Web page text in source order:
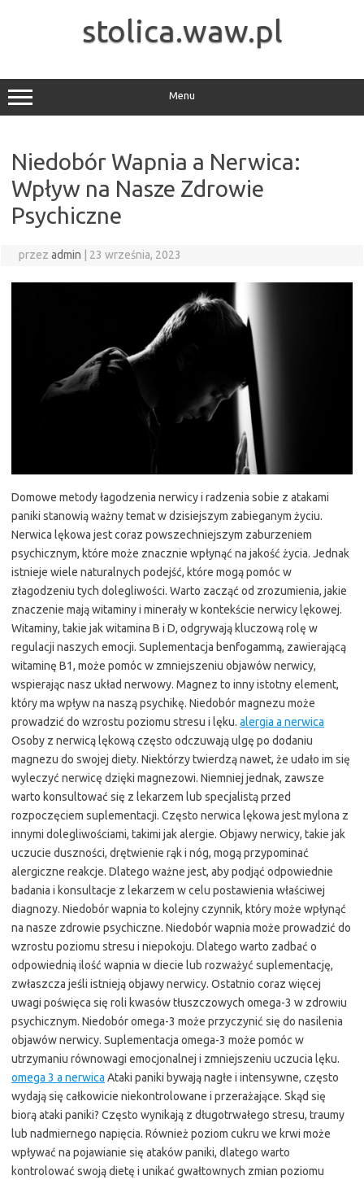
stolica.waw.pl
Menu
Niedobór Wapnia a Nerwica:
Wpływ na Nasze Zdrowie
Psychiczne
przez admin 23 września, 2023
Domowe metody łagodzenia nerwicy i radzenia sobie z atakami
paniki stanowią ważny temat w dzisiejszym zabieganym życiu.
Nerwica lękowa jest coraz powszechniejszym zaburzeniem
psychicznym, które może znacznie wpłynąć na jakość życia. Jednak
istnieje wiele naturalnych podejść, które mogą pomóc w
złagodzeniu tych dolegliwości. Warto zacząć od zrozumienia, jakie
znaczenie mają witaminy i minerały w kontekście nerwicy lękowej.
Witaminy, takie jak witamina B i D, odgrywają kluczową rolę w
regulacji naszych emocji. Suplementacja benfogammą, zawierającą
witaminę B1, może pomóc w zmniejszeniu objawów nerwicy,
wspierając nasz układ nerwowy. Magnez to inny istotny element,
który ma wpływ na naszą psychikę. Niedobór magnezu może
prowadzić do wzrostu poziomu stresu i lęku. alergia a nerwica
Osoby z nerwicą lękową często odczuwają ulgę po dodaniu
magnezu do swojej diety. Niektórzy twierdzą nawet, że udało im się
wyleczyć nerwicę dzięki magnezowi. Niemniej jednak, zawsze
warto konsultować się z lekarzem lub specjalistą przed
rozpoczęciem suplementacji. Często nerwica lękowa jest mylona z
innymi dolegliwościami, takimi jak alergie. Objawy nerwicy, takie jak
uczucie duszności, drętwienie rąk i nóg, mogą przypominać
alergiczne reakcje. Dlatego ważne jest, aby podjąć odpowiednie
badania i konsultacje z lekarzem w celu postawienia właściwej
diagnozy. Niedobór wapnia to kolejny czynnik, który może wpłynąć
na nasze zdrowie psychiczne. Niedobór wapnia może prowadzić do
wzrostu poziomu stresu i niepokoju. Dlatego warto zadbać o
odpowiednią ilość wapnia w diecie lub rozważyć suplementację,
zwłaszcza jeśli istnieją objawy nerwicy. Ostatnio coraz więcej
uwagi poświęca się roli kwasów tłuszczowych omega-3 w zdrowiu
psychicznym. Niedobór omega-3 może przyczynić się do nasilenia
objawów nerwicy. Suplementacja omega-3 może pomóc w
utrzymaniu równowagi emocjonalnej i zmniejszeniu uczucia lęku.
omega 3 a nerwica Ataki paniki bywają nagłe i intensywne, często
wydają się całkowicie niekontrolowane i przerażające. Skąd się
biorą ataki paniki? Często wynikają z długotrwałego stresu, traumy
lub nadmiernego napięcia. Również poziom cukru we krwi może
wpływać na pojawianie się ataków paniki, dlatego warto
kontrolować swoją dietę i unikać gwałtownych zmian poziomu